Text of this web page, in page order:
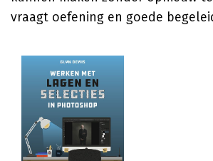
vraagt oefening en goede